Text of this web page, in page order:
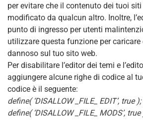
per evitare che il contenuto dei tuoi
modificato da qualcun altro. Inoltre,
punto di ingresso per utenti
utilizzare questa funzione per caricare
dannoso sul tuo sito web.
Per disabilitare l’editor dei temi e
aggiungere alcune righe di codice al
codice è il seguente:
define( ‘DISALLOW _FILE_ EDIT’, true );
define( ‘DISALLOW _FILE_ MODS’, true